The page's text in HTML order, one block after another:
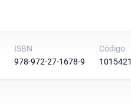
ISBN
978-972-27-1678-9
Código
1015421